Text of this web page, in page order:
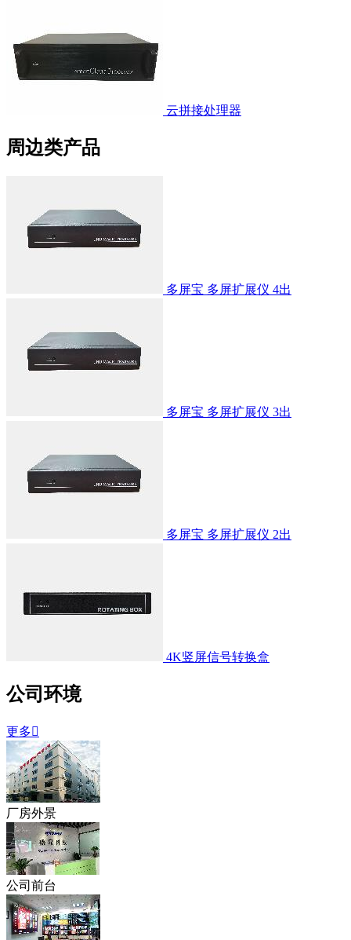
云拼接处理器
周边类产品
多屏宝 多屏扩展仪 4出
多屏宝 多屏扩展仪 3出
多屏宝 多屏扩展仪 2出
4K竖屏信号转换盒
公司环境
更多
厂房外景
公司前台